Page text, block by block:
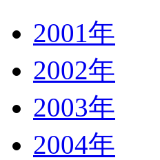
2001年
2002年
2003年
2004年